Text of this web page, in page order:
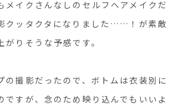
メイクさんなしのセルフヘアメイクだ
クッタクタになりました……！が素敵
りそうな予感です。
の撮影だったので、ボトムは衣装別に
ですが、念のため映り込んでもいいよ